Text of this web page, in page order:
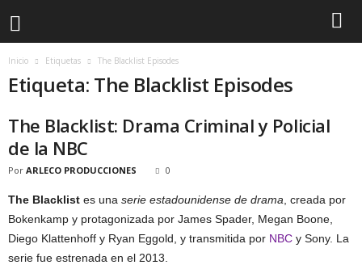
Inicio Etiquetas The Blacklist Episodes
Etiqueta: The Blacklist Episodes
The Blacklist: Drama Criminal y Policial
de la NBC
Por ARLECO PRODUCCIONES 0
The Blacklist es una serie estadounidense de drama , creada por
Bokenkamp y protagonizada por James Spader, Megan Boone,
Diego Klattenhoff y Ryan Eggold, y transmitida por NBC y Sony. La
serie fue estrenada en el 2013.